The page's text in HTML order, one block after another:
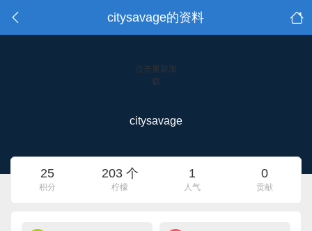
citysavage的资料
点击重新加
载
citysavage
25
积分
203 个
柠檬
1
人气
0
贡献